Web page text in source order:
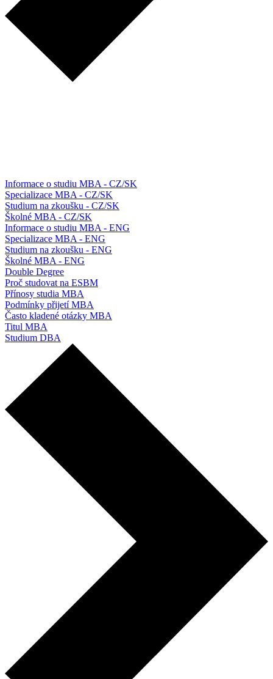
Informace o studiu MBA - CZ/SK
Specializace MBA - CZ/SK
Studium na zkoušku - CZ/SK
Školné MBA - CZ/SK
Informace o studiu MBA - ENG
Specializace MBA - ENG
Studium na zkoušku - ENG
Školné MBA - ENG
Double Degree
Proč studovat na ESBM
Přínosy studia MBA
Podmínky přijetí MBA
Často kladené otázky MBA
Titul MBA
Studium DBA